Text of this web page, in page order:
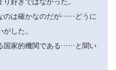
のは確かなのだが……どうに
した。
国家的機関である……と聞い